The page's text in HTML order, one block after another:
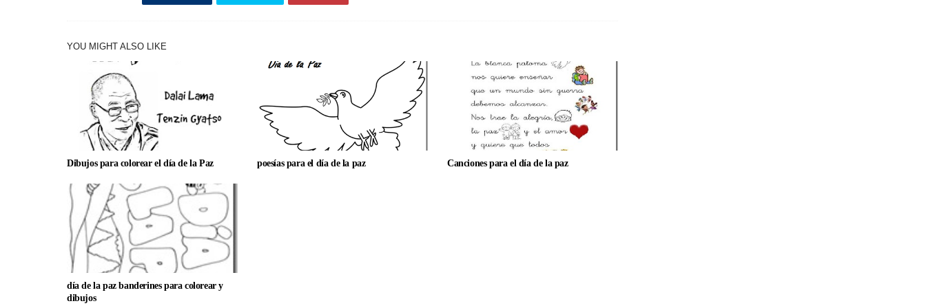
YOU MIGHT ALSO LIKE
Dibujos para colorear el día de la Paz poesías para el día de la paz Canciones para el día de la paz
día de la paz banderines para colorear y
dibujos